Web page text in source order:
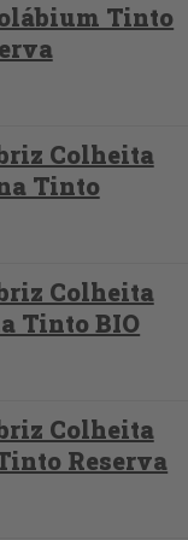
Tinto
Colheita
Tinto
Colheita
Tinto BIO
Colheita
Reserva